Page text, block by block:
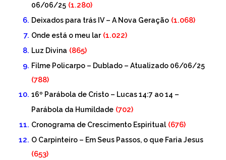
06/06/25 (1.280)
Deixados para trás IV – A Nova Geração (1.068)
Onde está o meu lar (1.022)
Luz Divina (865)
Filme Policarpo – Dublado – Atualizado 06/06/25
(788)
16º Parábola de Cristo – Lucas 14:7 ao 14 –
Parábola da Humildade (702)
Cronograma de Crescimento Espiritual (676)
O Carpinteiro – Em Seus Passos, o que Faria Jesus
(653)